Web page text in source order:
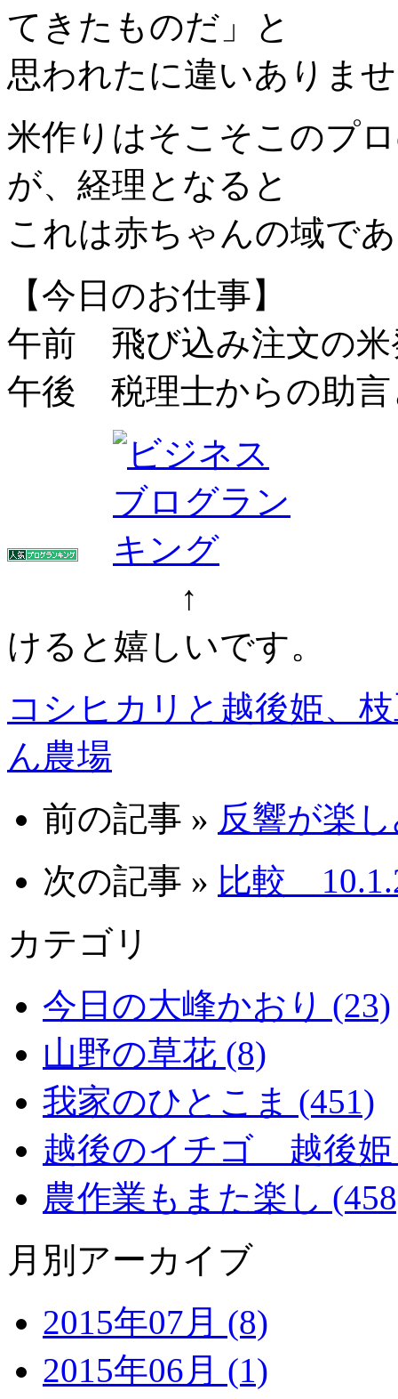
てきたものだ」と
思われたに違いありま
米作りはそこそこのプ
が、経理となると
これは赤ちゃんの域で
【今日のお仕事】
午前 飛び込み注文の
午後 税理士からの助言
↑ ↑ クリ
けると嬉しいです。
コシヒカリと越後姫、
ん農場
前の記事 » 反響が楽
次の記事 » 比較
カテゴリ
今日の大峰かおり (23)
山野の草花 (8)
我家のひとこま (451)
越後のイチゴ 越後姫
農作業もまた楽し
月別アーカイブ
2015年07月 (8)
2015年06月 (1)